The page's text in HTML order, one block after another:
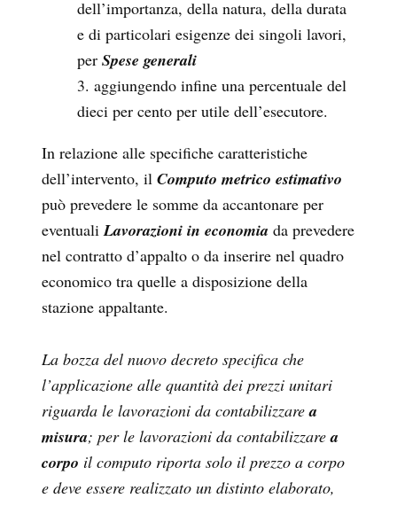
dell’importanza, della natura, della durata
e di particolari esigenze dei singoli lavori,
per Spese generali
aggiungendo infine una percentuale del
dieci per cento per utile dell’esecutore.
In relazione alle specifiche caratteristiche
dell’intervento, il Computo metrico estimativo
può prevedere le somme da accantonare per
eventualiLavorazioni in economia da prevedere
nel contratto d’appalto o da inserire nel quadro
economico tra quelle a disposizione della
stazione appaltante.
La bozza del nuovo decreto specifica che
l’applicazione alle quantità dei prezzi unitari
riguarda le lavorazioni da contabilizzarea
misura; per le lavorazioni da contabilizzarea
corpo il computo riporta solo il prezzo a corpo
e deve essere realizzato un distinto elaborato,